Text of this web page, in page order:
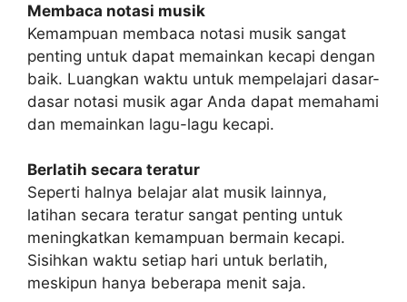
Membaca notasi musik
Kemampuan membaca notasi musik sangat
penting untuk dapat memainkan kecapi dengan
baik. Luangkan waktu untuk mempelajari dasar-
dasar notasi musik agar Anda dapat memahami
dan memainkan lagu-lagu kecapi.
Berlatih secara teratur
Seperti halnya belajar alat musik lainnya,
latihan secara teratur sangat penting untuk
meningkatkan kemampuan bermain kecapi.
Sisihkan waktu setiap hari untuk berlatih,
meskipun hanya beberapa menit saja.